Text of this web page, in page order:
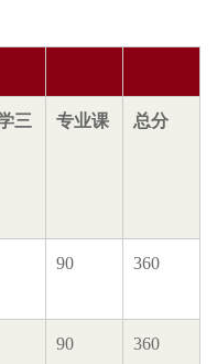
三 专业课 总分
90 360
90 360